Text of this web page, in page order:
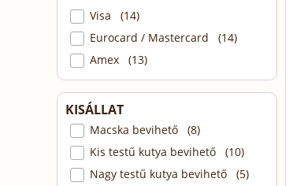
Visa (14)
Eurocard / Mastercard (14)
Amex (13)
KISÁLLAT
Macska bevihető (8)
Kis testű kutya bevihető (10)
Nagy testű kutya bevihető (5)